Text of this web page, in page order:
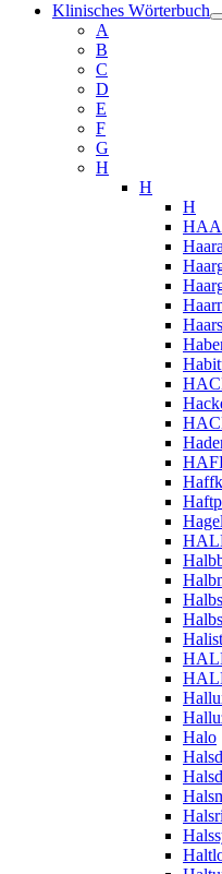
Klinisches Wörterbuch
A
B
C
D
E
F
G
H
H
H
Halo